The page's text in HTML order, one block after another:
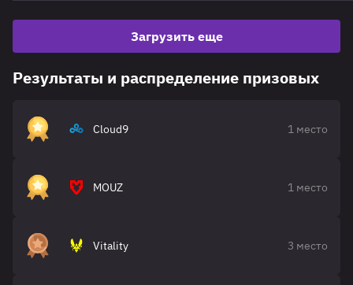
Загрузить еще
Результаты и распределение призовых
Cloud9 1 место
MOUZ 1 место
Vitality 3 место